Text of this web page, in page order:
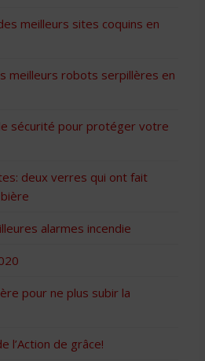
meilleurs sites coquins en
meilleurs robots serpillères en
sécurité pour protéger votre
deux verres qui ont fait
alarmes incendie
pour ne plus subir la
l’Action de grâce!